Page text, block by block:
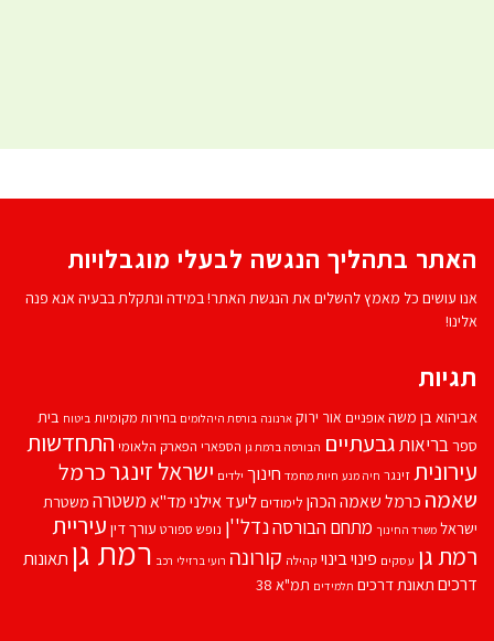
האתר בתהליך הנגשה לבעלי מוגבלויות
אנו עושים כל מאמץ להשלים את הנגשת האתר! במידה ונתקלת בבעיה אנא פנה
אלינו!
תגיות
אביהוא בן משהאופניים אור ירוק ארנונה בורסת היהלומים בחירות מקומיות ביטוח בית
ספרבריאותגבעתיים הבורסה ברמת גן הספארי הפארק הלאומי התחדשות
עירוניתזינגר חיה מנע חיות מחמד חינוך ילדים ישראל זינגרכרמל
שאמה כרמל שאמה הכהן לימודים ליעד אילנימד''אמשטרה משטרת
ישראל משרד החינוך מתחם הבורסהנדל''ן נופש ספורט עורך דין עיריית
רמת גן עסקים פינוי בינוי קהילה קורונה רועי ברזילי רכב רמת גן תאונות
דרכים תאונת דרכים תלמידים תמ"א 38